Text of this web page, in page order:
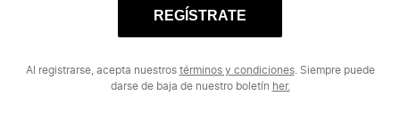
REGÍSTRATE
Al registrarse, acepta nuestros términos y condiciones. Siempre puede
darse de baja de nuestro boletín her.